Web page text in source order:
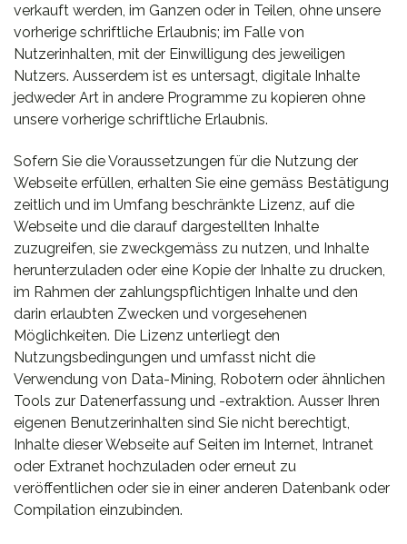
verkauft werden, im Ganzen oder in Teilen, ohne unsere
vorherige schriftliche Erlaubnis; im Falle von
Nutzerinhalten, mit der Einwilligung des jeweiligen
Nutzers. Ausserdem ist es untersagt, digitale Inhalte
jedweder Art in andere Programme zu kopieren ohne
unsere vorherige schriftliche Erlaubnis.
Sofern Sie die Voraussetzungen für die Nutzung der
Webseite erfüllen, erhalten Sie eine gemäss Bestätigung
zeitlich und im Umfang beschränkte Lizenz, auf die
Webseite und die darauf dargestellten Inhalte
zuzugreifen, sie zweckgemäss zu nutzen, und Inhalte
herunterzuladen oder eine Kopie der Inhalte zu drucken,
im Rahmen der zahlungspflichtigen Inhalte und den
darin erlaubten Zwecken und vorgesehenen
Möglichkeiten. Die Lizenz unterliegt den
Nutzungsbedingungen und umfasst nicht die
Verwendung von Data-Mining, Robotern oder ähnlichen
Tools zur Datenerfassung und -extraktion. Ausser Ihren
eigenen Benutzerinhalten sind Sie nicht berechtigt,
Inhalte dieser Webseite auf Seiten im Internet, Intranet
oder Extranet hochzuladen oder erneut zu
veröffentlichen oder sie in einer anderen Datenbank oder
Compilation einzubinden.